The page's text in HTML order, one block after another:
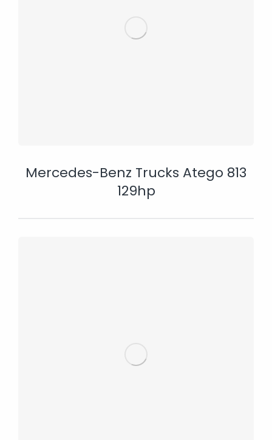
Mercedes-Benz Trucks Atego 813
129hp